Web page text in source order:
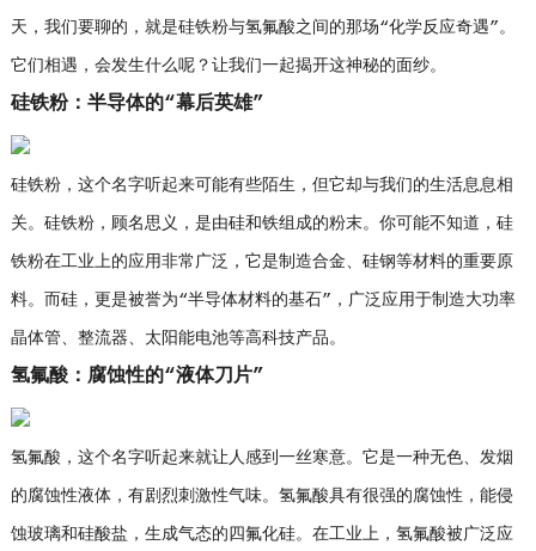
天，我们要聊的，就是硅铁粉与氢氟酸之间的那场“化学反应奇遇”。
它们相遇，会发生什么呢？让我们一起揭开这神秘的面纱。
硅铁粉：半导体的“幕后英雄”
硅铁粉，这个名字听起来可能有些陌生，但它却与我们的生活息息相
关。硅铁粉，顾名思义，是由硅和铁组成的粉末。你可能不知道，硅
铁粉在工业上的应用非常广泛，它是制造合金、硅钢等材料的重要原
料。而硅，更是被誉为“半导体材料的基石”，广泛应用于制造大功率
晶体管、整流器、太阳能电池等高科技产品。
氢氟酸：腐蚀性的“液体刀片”
氢氟酸，这个名字听起来就让人感到一丝寒意。它是一种无色、发烟
的腐蚀性液体，有剧烈刺激性气味。氢氟酸具有很强的腐蚀性，能侵
蚀玻璃和硅酸盐，生成气态的四氟化硅。在工业上，氢氟酸被广泛应